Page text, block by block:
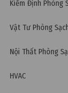
Thông gió là
thông gió
Kiểm Định Phòng
Vật Tư Phòng
Nội Thất Phòng
HVAC